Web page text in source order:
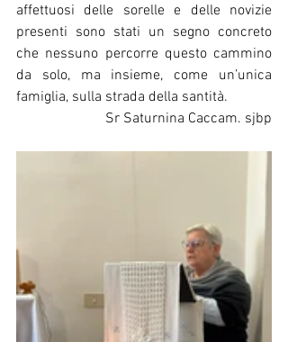
affettuosi delle sorelle e delle novizie
presenti sono stati un segno concreto
che nessuno percorre questo cammino
da solo, ma insieme, come un’unica
famiglia, sulla strada della santità.
Sr Saturnina Caccam. sjbp